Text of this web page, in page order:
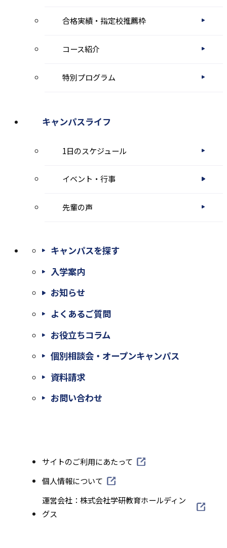
き
す
外
部
イ
ト
サイトのご利用にあたって
外
サ
個人情報について
外
部
運営会社：株式会社学研教育ホールディン
グス
合格実績・指定校推薦枠
コース紹介
特別プログラム
キャンパスライフ
1日のスケジュール
イベント・行事
先輩の声
キャンパスを探す
入学案内
お知らせ
よくあるご質問
お役立ちコラム
個別相談会・オープンキャンパス
外
部
を
別
ウ
イ
資料請求
外
ト
を
別
ウ
お問い合わせ